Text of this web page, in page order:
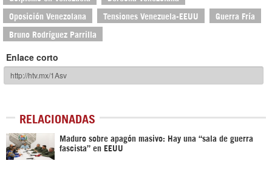
Oposición Venezolana Tensiones Venezuela-EEUU Guerra Fría
Bruno Rodríguez Parrilla
Enlace corto
RELACIONADAS
Maduro sobre apagón masivo: Hay una “sala de guerra
fascista” en EEUU